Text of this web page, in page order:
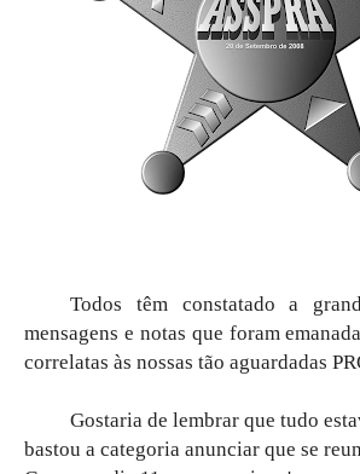
Todos têm constatado a
mensagens e notas que foram
correlatas às nossas tão aguardadas
Gostaria de lembrar que tudo
bastou a categoria anunciar que se